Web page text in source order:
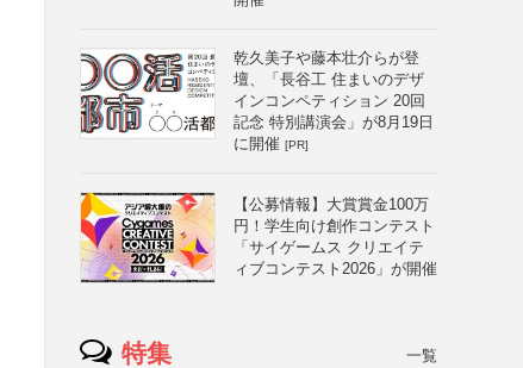
乾久美子や藤本壮介らが登
壇、「長谷工 住まいのデザ
インコンペティション 20回
記念 特別講演会」が8月19日
に開催 [PR]
【公募情報】大賞賞金100万
円！学生向け創作コンテスト
「サイゲームス クリエイテ
ィブコンテスト2026」が開催
特集 一覧